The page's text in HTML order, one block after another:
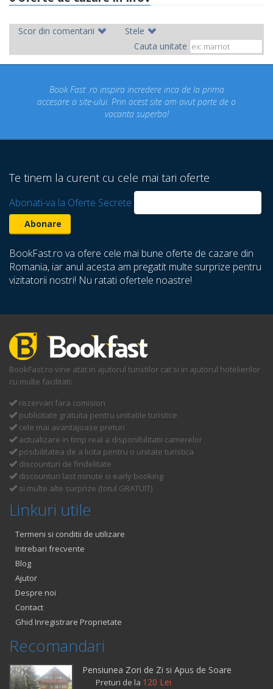
Scor din comentarii
Stele
Cauta unitate
Book Fast .ro inspira incredere inca de la prima
a site-ului. Prin acest site am avut parte de o
vacanta superba!
Te tinem la curent cu cele mai tari oferte
Abonati-va la Oferte Secrete
BookFast.ro va ofere cele mai bune oferte de cazare din
Romania, iar anul acesta am pregatit multe surprize pentru
vizitatorii nostri! Nu ratati ofertele noastre!
BookFast.ro vine atat in ajutorul turistilor cat si in ajutorul hotelierilor
cu multe facilitati:
rezervari fara comision
publicitate gratuita pentru unitatile turistice
cele mai avantajoase preturi
actualizare in timp real a disponibilitatii camerelor
posibilitatea de a licita pentru o unitate turistica
discounturi de findelitate
discounturi last minute si early booking
si multe alte surprize (totul GRATUIT)
Linkuri utile
Termeni si conditii de utilizare
Intrebari frecvente
Blog
Ajutor
Despre noi
Contact
Ghid Inregistrare Proprietate
Recomandari
Pensiunea Zori de Zi si Apus de Soare
Preturi de la 120 Lei